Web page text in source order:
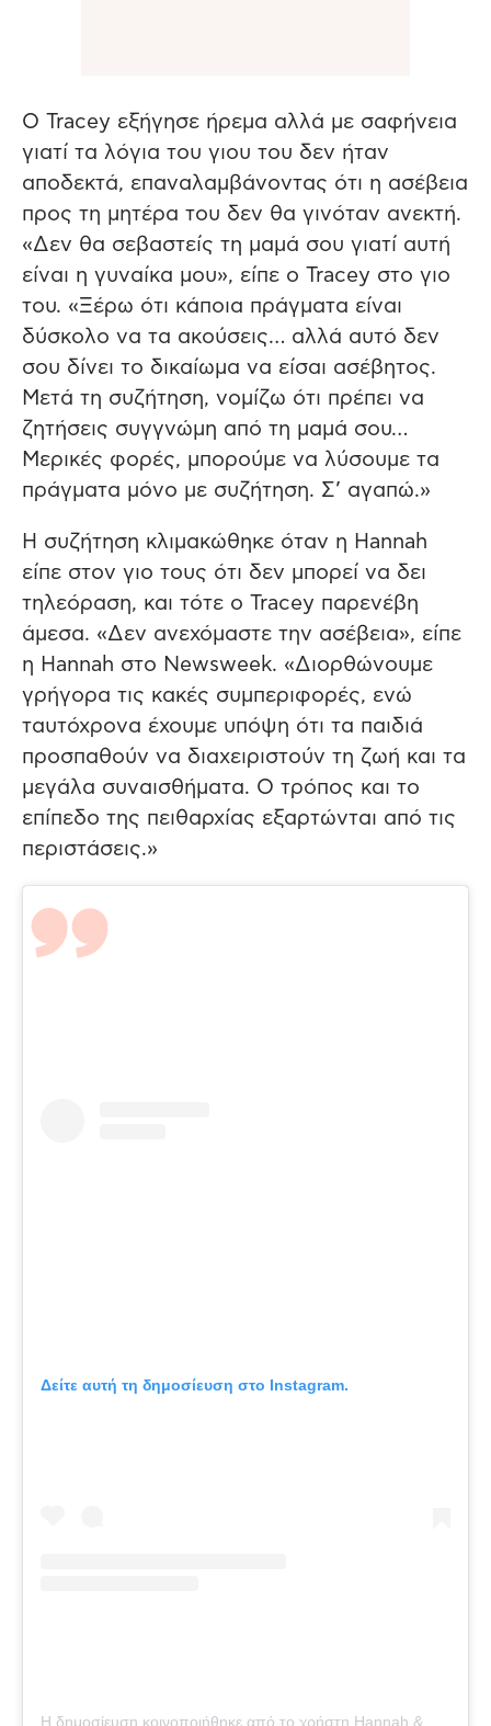
Ο Tracey εξήγησε ήρεμα αλλά με σαφήνεια
γιατί τα λόγια του γιου του δεν ήταν
αποδεκτά, επαναλαμβάνοντας ότι η ασέβεια
προς τη μητέρα του δεν θα γινόταν ανεκτή.
«Δεν θα σεβαστείς τη μαμά σου γιατί αυτή
είναι η γυναίκα μου», είπε ο Tracey στο γιο
του. «Ξέρω ότι κάποια πράγματα είναι
δύσκολο να τα ακούσεις… αλλά αυτό δεν
σου δίνει το δικαίωμα να είσαι ασέβητος.
Μετά τη συζήτηση, νομίζω ότι πρέπει να
ζητήσεις συγγνώμη από τη μαμά σου…
Μερικές φορές, μπορούμε να λύσουμε τα
πράγματα μόνο με συζήτηση. Σ’ αγαπώ.»
Η συζήτηση κλιμακώθηκε όταν η Hannah
είπε στον γιο τους ότι δεν μπορεί να δει
τηλεόραση, και τότε ο Tracey παρενέβη
άμεσα. «Δεν ανεχόμαστε την ασέβεια», είπε
η Hannah στο Newsweek. «Διορθώνουμε
γρήγορα τις κακές συμπεριφορές, ενώ
ταυτόχρονα έχουμε υπόψη ότι τα παιδιά
προσπαθούν να διαχειριστούν τη ζωή και τα
μεγάλα συναισθήματα. Ο τρόπος και το
επίπεδο της πειθαρχίας εξαρτώνται από τις
περιστάσεις.»
Δείτε αυτή τη δημοσίευση στο Instagram.